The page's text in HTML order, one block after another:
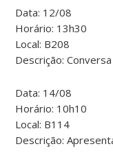
Data: 12/08
Horário: 13h30
Local: B208
Descrição:
Data: 14/08
Horário: 10h10
Local: B114
Descrição: